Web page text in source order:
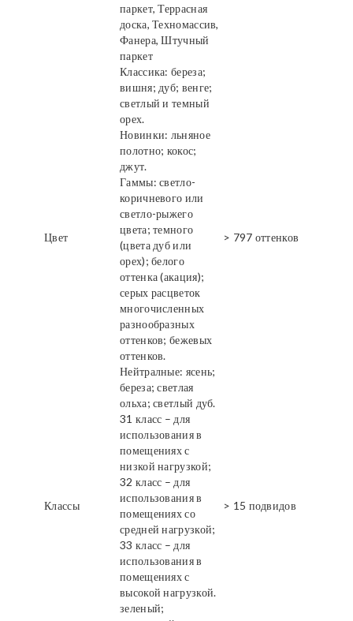
паркет, Террасная
доска, Техномассив,
Фанера, Штучный
паркет
Цвет
Классика: береза;
вишня; дуб; венге;
светлый и темный
орех.
Новинки: льняное
полотно; кокос;
джут.
Гаммы: светло-
коричневого или
светло-рыжего
цвета; темного
(цвета дуб или
орех); белого
оттенка (акация);
серых расцветок
многочисленных
разнообразных
оттенков; бежевых
оттенков.
Нейтралные: ясень;
береза; светлая
ольха; светлый дуб.
> 797 оттенков
Классы
31 класс – для
использования в
помещениях с
низкой нагрузкой;
32 класс – для
использования в
помещениях со
средней нагрузкой;
33 класс – для
использования в
помещениях с
высокой нагрузкой.
> 15 подвидов
зеленый;